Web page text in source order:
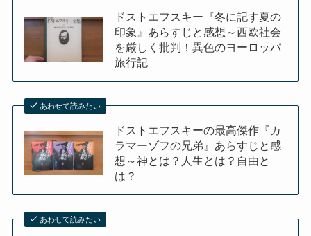
ドストエフスキー『冬に記す夏の
印象』あらすじと感想～西欧社会
を厳しく批判！異色のヨーロッパ
旅行記
あわせて読みたい
ドストエフスキーの最高傑作『カ
ラマーゾフの兄弟』あらすじと感
想～神とは？人生とは？自由と
は？
あわせて読みたい